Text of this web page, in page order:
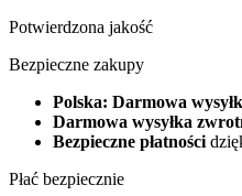
Potwierdzona jakość
Bezpieczne zakupy
Polska: Darmowa
Darmowa wysyłka
Bezpieczne płatności
Płać bezpiecznie